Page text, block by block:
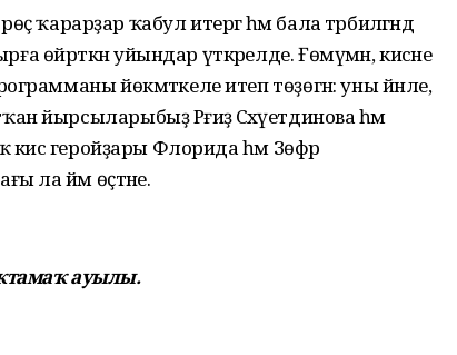
ҡарарҙар ҡабул итергә һәм бала тәрбиәләгәндә
уйындар үткәрелде. Ғөмүмән, кисәне
йөкмәткеле итеп төҙөгән: уны йәнле,
йырсыларыбыҙ Рәғиҙә Сәхәүетдинова һәм
кисә геройҙары Флорида һәм Зөфәр
ла йәм өҫтәне.
ауылы.